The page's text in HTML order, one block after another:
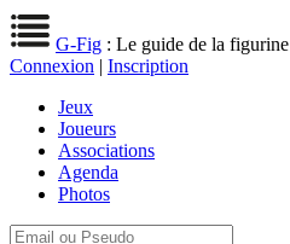
G-Fig : Le guide de la figurine
Connexion | Inscription
Jeux
Joueurs
Associations
Agenda
Photos